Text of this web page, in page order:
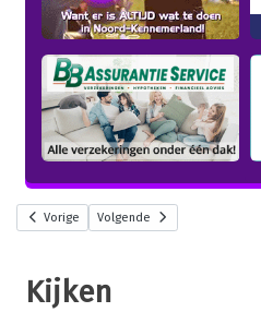
Vorige Volgende
Kijken